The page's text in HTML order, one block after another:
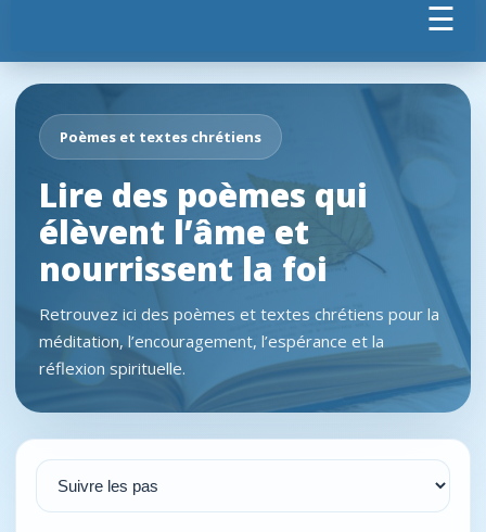
☰
Poèmes et textes chrétiens
Lire des poèmes qui
élèvent l’âme et
nourrissent la foi
Retrouvez ici des poèmes et textes chrétiens pour la
méditation, l’encouragement, l’espérance et la
réflexion spirituelle.